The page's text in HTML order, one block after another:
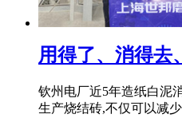
用得了、消得
钦州电厂近5年造纸白泥
生产烧结砖,不仅可以减